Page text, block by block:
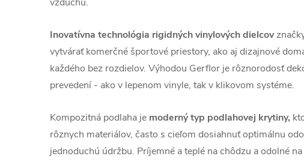
Inovatívna technológia rigidných vinylových dielcov
vytvárať komerčné športové priestory, ako aj dizajnové
každého bez rozdielov. Výhodou Gerflor je rôznorodosť
prevedení - ako v lepenom vinyle, tak v klikovom systéme.
Kompozitná podlaha je moderný typ podlahovej krytiny,
rôznych materiálov, často s cieľom dosiahnuť optimálnu
jednoduchú údržbu. Príjemné a teplé na chôdzu a odolné